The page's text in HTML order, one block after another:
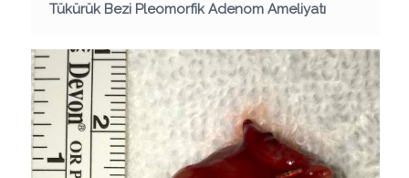
Tükürük Bezi Pleomorfik Adenom Ameliyatı